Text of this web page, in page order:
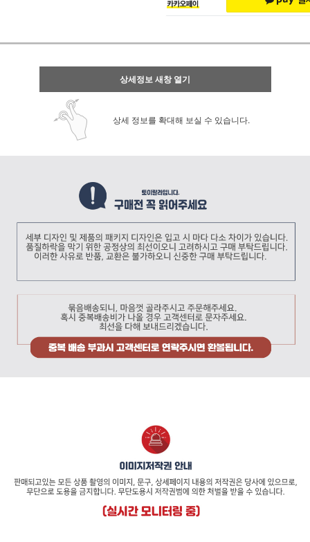
상세정보 새창 열기
상세 정보를 확대해 보실 수 있습니다.